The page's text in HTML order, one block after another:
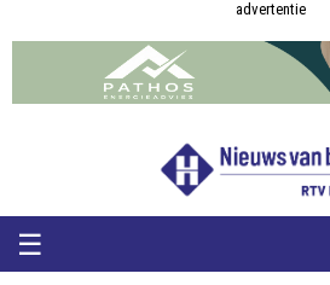
van
advertentie
☰